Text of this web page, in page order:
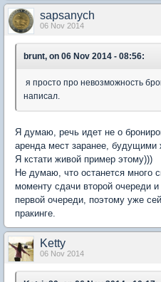
sapsanych
06 Nov 2014
brunt, on 06 Nov 2014 - 08:56:
я просто про невозможность
написал.
Я думаю, речь идет не о
аренда мест заранее, будущими
Я кстати живой пример этому)))
Не думаю, что останется много
моменту сдачи второй очереди
первой очереди, поэтому уже
пракинге.
Ketty
06 Nov 2014